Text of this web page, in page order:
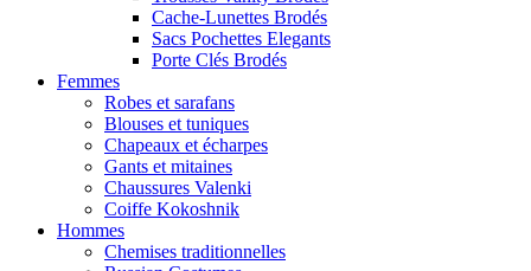
Cache-Lunettes Brodés
Sacs Pochettes Elegants
Porte Clés Brodés
Femmes
Robes et sarafans
Blouses et tuniques
Chapeaux et écharpes
Gants et mitaines
Chaussures Valenki
Coiffe Kokoshnik
Hommes
Chemises traditionnelles